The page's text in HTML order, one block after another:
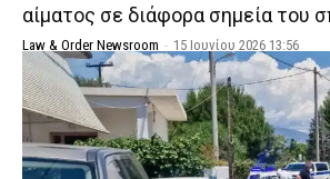
αίματος σε διάφορα σημεία του
Law & Order Newsroom - 15 Ιουνίου 2026 13:56